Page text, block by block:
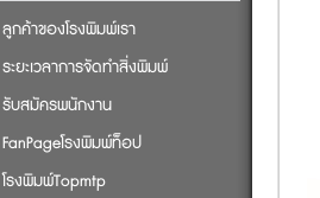
ลูกค้าของโรงพิมพ์เรา
ระยะเวลาการจัดทำสิ่งพิมพ์
รับสมัครพนักงาน
FanPageโรงพิมพ์ท็อป
โรงพิมพ์Topmtp